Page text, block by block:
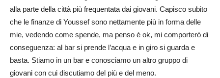
alla parte della città più frequentata dai giovani. Capisco subito
che le finanze di Youssef sono nettamente più in forma delle
mie, vedendo come spende, ma penso è ok, mi comporterò di
conseguenza: al bar si prende l’acqua e in giro si guarda e
basta. Stiamo in un bar e conosciamo un altro gruppo di
giovani con cui discutiamo del più e del meno.